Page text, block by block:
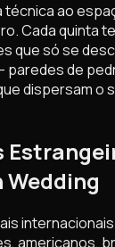
técnica ao
Cada quinta
que só se
de
dispersam o
americanos,